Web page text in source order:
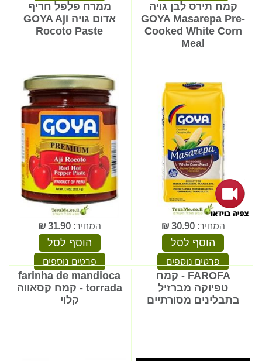
קמח תירס לבן גויה
GOYA Masarepa Pre-
Cooked White Corn
Meal
המחיר:30.90
₪
הוסף לסל
פרטים נוספים
ממרח פלפל חריף
אדום גויה GOYA Aji
Rocoto Paste
המחיר:31.90
₪
הוסף לסל
פרטים נוספים
FAROFA - קמח
טפיוקה מברזיל
בתבלינים מסורתיים
farinha de mandioca
torrada - קמח קסאווה
קלוי